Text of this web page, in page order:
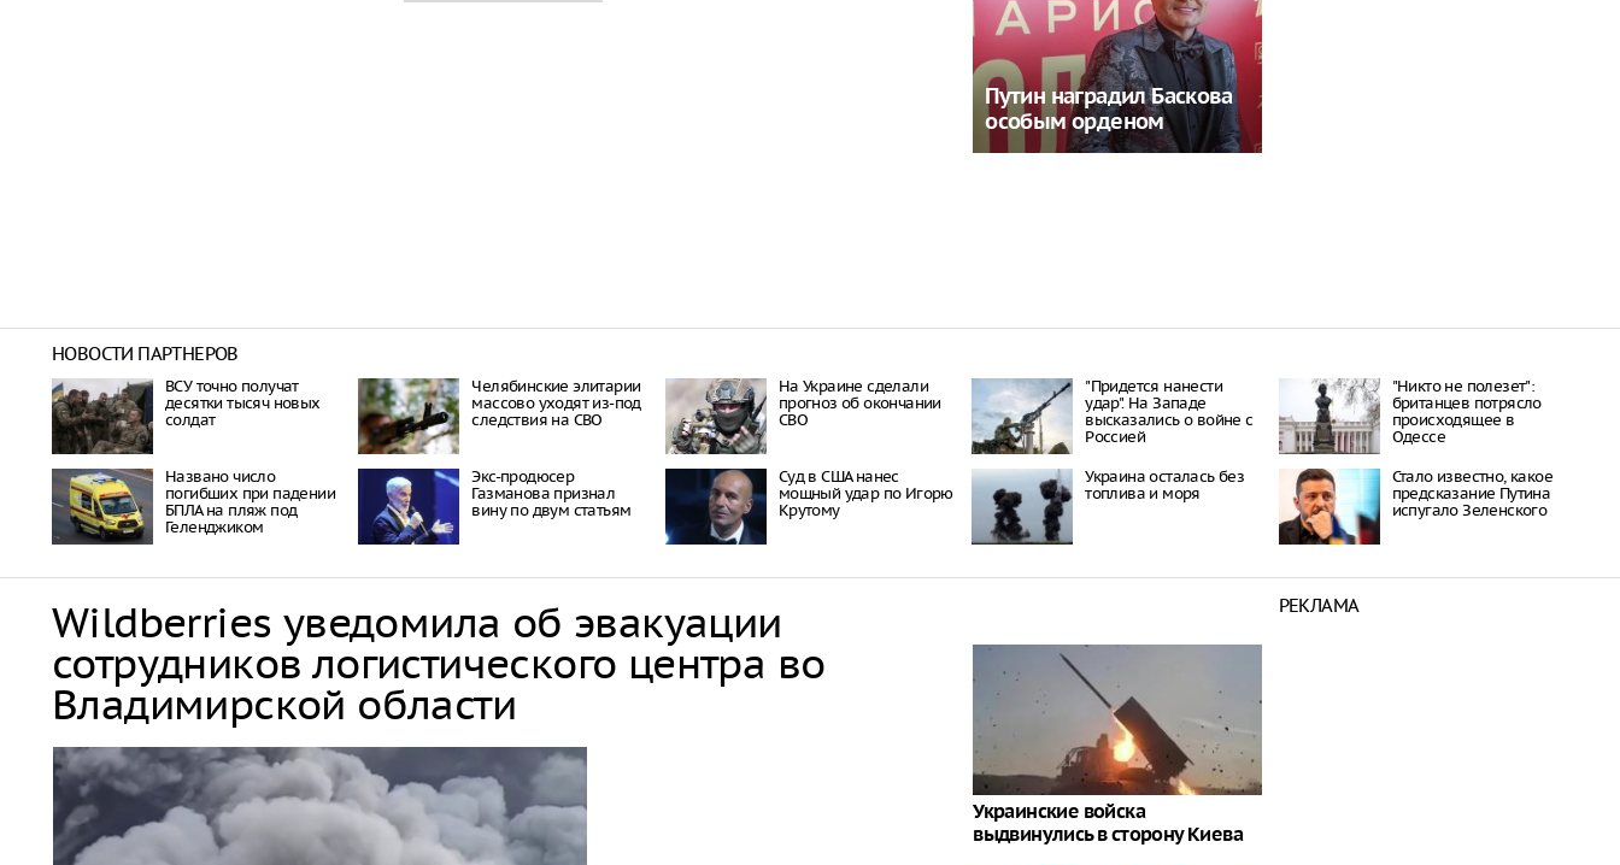
Путин наградил Баскова
особым орденом
НОВОСТИ ПАРТНЕРОВ
ВСУ точно получат
десятки тысяч новых
солдат
Челябинские элитарии
массово уходят из-под
следствия на СВО
На Украине сделали
прогноз об окончании
СВО
"Придется нанести
удар". На Западе
высказались о войне с
Россией
"Никто не полезет":
британцев потрясло
происходящее в
Одессе
Названо число
погибших при падении
БПЛА на пляж под
Геленджиком
Экс-продюсер
Газманова признал
вину по двум статьям
Суд в США нанес
мощный удар по Игорю
Крутому
Украина осталась без
топлива и моря
Стало известно, какое
предсказание Путина
испугало Зеленского
Wildberries уведомила об эвакуации
сотрудников логистического центра во
Владимирской области
Украинские войска
выдвинулись в сторону Киева
РЕКЛАМА